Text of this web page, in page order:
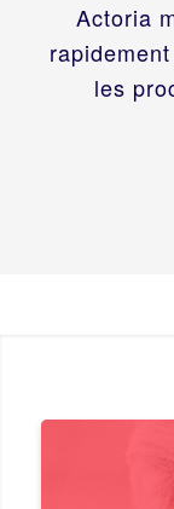
Actoria
les